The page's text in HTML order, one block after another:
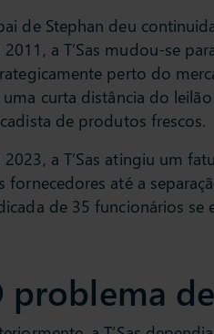
de Stephan deu
2011, a T’Sas mudou-se
perto do
uma curta distância do
de produtos frescos.
2023, a T’Sas atingiu um
fornecedores até a
de 35 funcionários se
problema